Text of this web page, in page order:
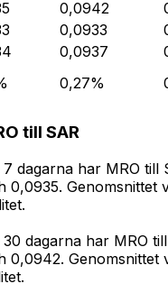
0,0942
0,0933
0,0937
0,27%
till SAR
dagarna har MRO till
0,0935. Genomsnittet
dagarna har MRO
0,0942. Genomsnittet